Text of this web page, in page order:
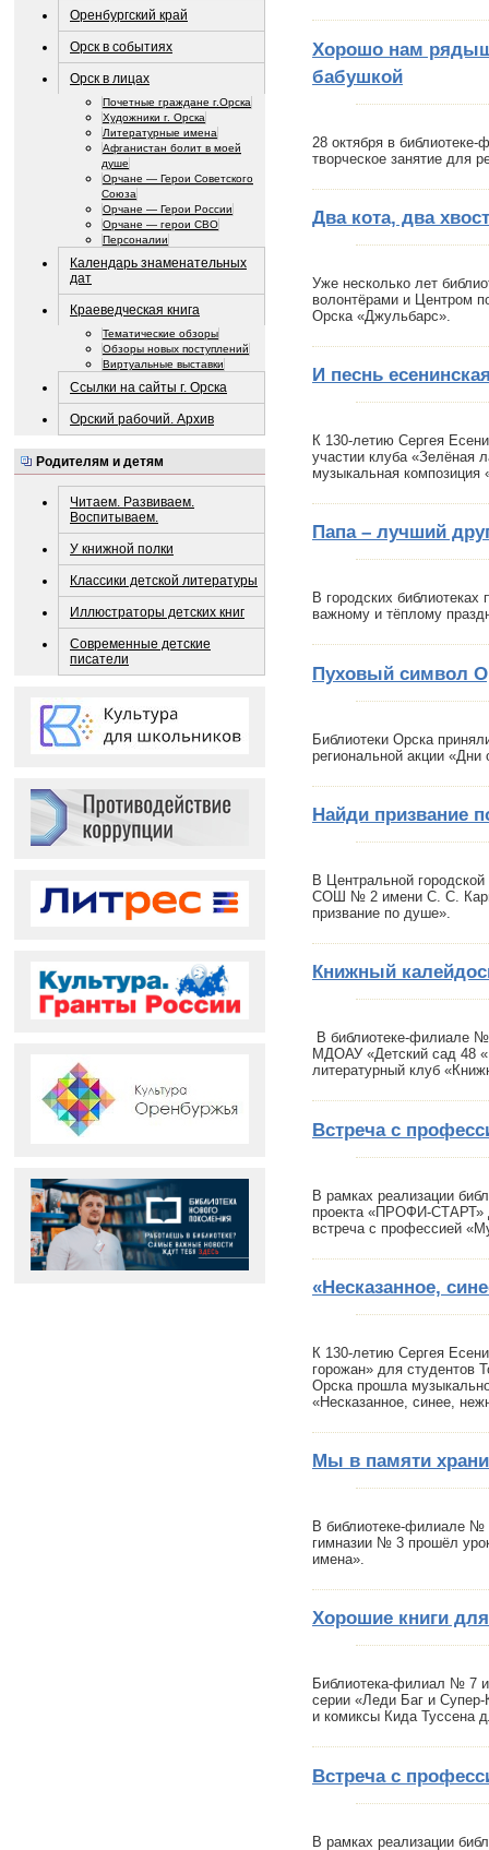
Оренбургский край
Орск в событиях
Орск в лицах
Почетные граждане г.Орска
Художники г. Орска
Литературные имена
Афганистан болит в моей
душе
Орчане — Герои Советского
Союза
Орчане — Герои России
Орчане — герои СВО
Персоналии
Календарь знаменательных
дат
Краеведческая книга
Тематические обзоры
Обзоры новых поступлений
Виртуальные выставки
Ссылки на сайты г. Орска
Орский рабочий. Архив
Родителям и детям
Читаем. Развиваем.
Воспитываем.
У книжной полки
Классики детской литературы
Иллюстраторы детских книг
Современные детские
писатели
Хорошо нам
бабушкой
28 октября в
творческое занятие для
Два кота, два
Уже несколько лет
волонтёрами и Центром
Орска «Джульбарс».
И песнь
К 130-летию Сергея
участии клуба «Зелёная
музыкальная композиция
Папа – лучший
В городских
важному и тёплому
Пуховый символ
Библиотеки Орска
региональной акции «Дни
Найди призвание
В Центральной
СОШ № 2 имени С. С.
призвание по душе».
Книжный
В библиотеке-филиале
МДОАУ «Детский сад 48
литературный клуб
Встреча с
В рамках реализации
проекта «ПРОФИ-
встреча с профессией
«Несказанное,
К 130-летию Сергея
горожан» для студентов
Орска прошла
«Несказанное, синее,
Мы в памяти
В библиотеке-филиале
гимназии № 3 прошёл
имена».
Хорошие книги
Библиотека-филиал № 7
серии «Леди Баг и
и комиксы Кида Туссена
Встреча с
В рамках реализации